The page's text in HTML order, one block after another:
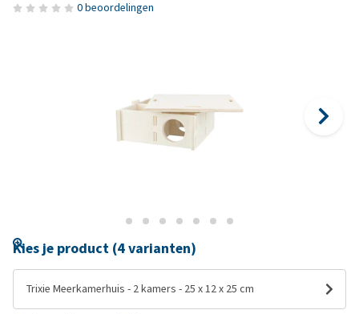
0 beoordelingen
Kies je product (4 varianten)
Trixie Meerkamerhuis - 2 kamers - 25 x 12 x 25 cm